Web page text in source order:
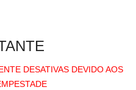
DESATIVAS DEVIDO AOS